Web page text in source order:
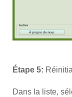
Étape 5:
Dans la liste,